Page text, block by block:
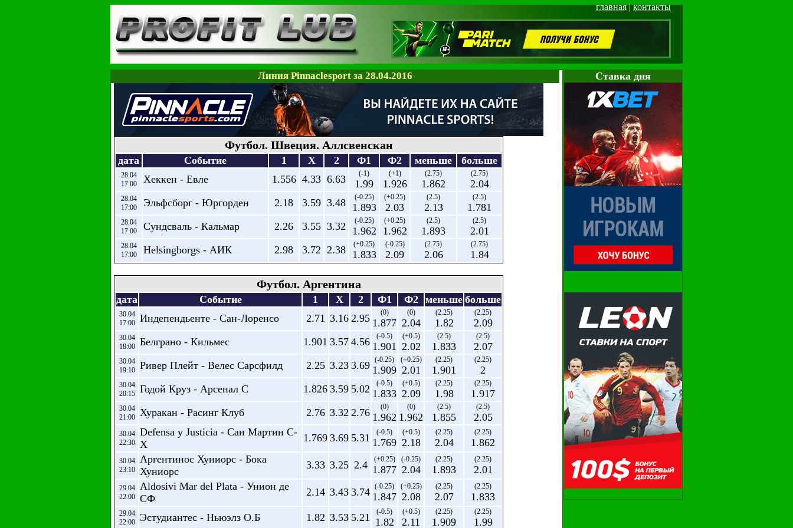
главная|контакты
Cтавка дня
Линия Pinnaclesport за 28.04.2016
Футбол. Швеция. Аллсвенскан
дата Событие 1 X 2 Ф1 Ф2 меньше больше
28.04
17:00
Хеккен - Евле 1.556 4.33 6.63 (-1)
1.99
(+1)
1.926
(2.75)
1.862
(2.75)
2.04
28.04
17:00
Эльфсборг - Юргорден 2.18 3.59 3.48 (-0.25)
1.893
(+0.25)
2.03
(2.5)
2.13
(2.5)
1.781
28.04
17:00
Сундсваль - Кальмар 2.26 3.55 3.32 (-0.25)
1.962
(+0.25)
1.962
(2.5)
1.893
(2.5)
2.01
28.04
17:00
Helsingborgs - АИК 2.98 3.72 2.38 (+0.25)
1.833
(-0.25)
2.09
(2.75)
2.06
(2.75)
1.84
Футбол. Аргентина
дата Событие 1 X 2 Ф1 Ф2 меньше больше
30.04
17:00
Индепендьенте - Сан-Лоренсо 2.71 3.16 2.95 (0)
1.877
(0)
2.04
(2.25)
1.82
(2.25)
2.09
30.04
18:00
Белграно - Кильмес 1.901 3.57 4.56 (-0.5)
1.901
(+0.5)
2.02
(2.5)
1.833
(2.5)
2.07
30.04
19:10
Ривер Плейт - Велес Сарсфилд 2.25 3.23 3.69 (-0.25)
1.909
(+0.25)
2.01
(2.25)
1.901
(2.25)
2
30.04
20:15
Годой Круз - Арсенал С 1.826 3.59 5.02 (-0.5)
1.833
(+0.5)
2.09
(2.25)
1.98
(2.25)
1.917
30.04
21:00
Хуракан - Расинг Клуб 2.76 3.32 2.76 (0)
1.962
(0)
1.962
(2.5)
1.855
(2.5)
2.05
30.04
22:30
Defensa y Justicia - Сан Мартин С-
Х
1.769 3.69 5.31 (-0.5)
1.769
(+0.5)
2.18
(2.25)
2.04
(2.25)
1.862
30.04
23:10
Аргентинос Хуниорс - Бока
Хуниорс
3.33 3.25 2.4 (+0.25)
1.877
(-0.25)
2.04
(2.25)
1.893
(2.25)
2.01
29.04
22:00
Aldosivi Mar del Plata - Унион де
СФ
2.14 3.43 3.74 (-0.25)
1.847
(+0.25)
2.08
(2.25)
2.07
(2.25)
1.833
29.04
22:00
Эстудиантес - Ньюэлз О.Б 1.82 3.53 5.21 (-0.5)
1.82
(+0.5)
2.11
(2.25)
1.909
(2.25)
1.99